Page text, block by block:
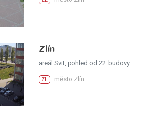
Zlín
areál Svit, pohled od 22. budovy
ZL město Zlín